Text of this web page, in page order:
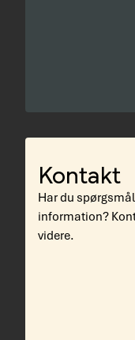
Kontakt
Har du
information?
videre.